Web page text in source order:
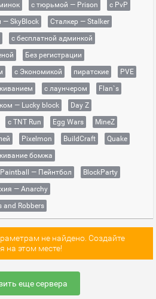
с тюрьмой — Prison
с PvP
— SkyBlock
Сталкер — Stalker
с бесплатной админкой
Без регистрации
с Экономикой пиратские
PVE
с лаунчером
Flan`s
— Lucky block
Day Z
с TNT Run Egg Wars
MineZ
Pixelmon BuildCraft
Quake
бомжа
Paintball — Пейнтбол
BlockParty
— Anarchy
Robbers
не найдено. Создайте
на этом месте!
еще сервера